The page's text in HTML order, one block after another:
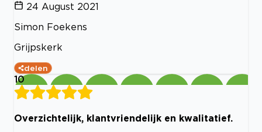
24 August 2021
Simon Foekens
Grijpskerk
delen
10
Overzichtelijk, klantvriendelijk en kwalitatief.